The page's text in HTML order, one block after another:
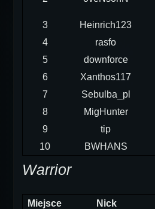
3
Heinrich123
4
rasfo
5
downforce
6
Xanthos117
7
Sebulba_pl
8
MigHunter
9
tip
10
BWHANS
Warrior
Miejsce Nick